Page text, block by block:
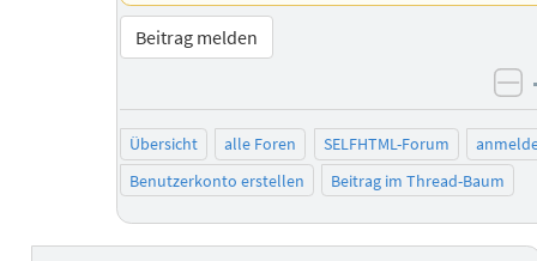
Beitrag melden
Übersicht alle Foren SELFHTML-Forum
Benutzerkonto erstellen
Beitrag im Thread-Baum